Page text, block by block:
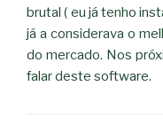
brutal ( eu já tenho
já a considerava o
do mercado. Nos
falar deste software.